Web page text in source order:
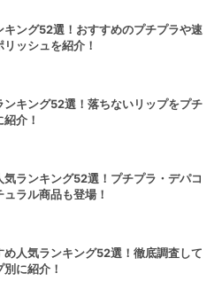
キング52選！おすすめのプチプラや速
ッシュを紹介！
ンキング52選！落ちないリップをプチ
介！
ランキング52選！プチプラ・デパコ
ラル商品も登場！
め人気ランキング52選！徹底調査して
に紹介！